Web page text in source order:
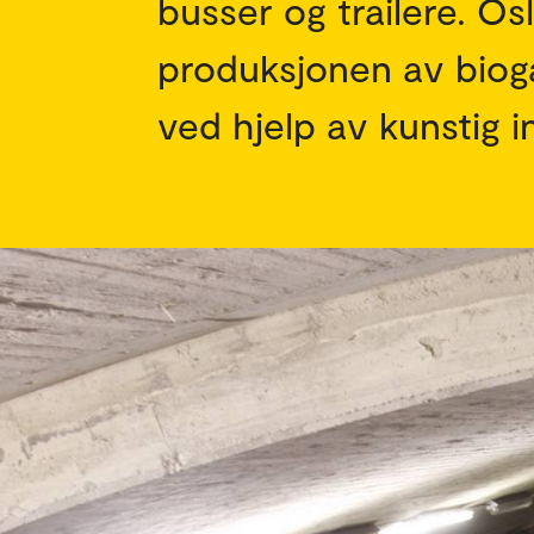
busser og trailere.
produksjonen av
ved hjelp av kunstig